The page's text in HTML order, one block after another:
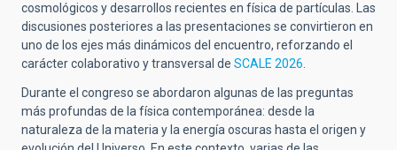
cosmológicos y desarrollos recientes en física de partículas. Las
discusiones posteriores a las presentaciones se convirtieron en
uno de los ejes más dinámicos del encuentro, reforzando el
carácter colaborativo y transversal de SCALE 2026.
Durante el congreso se abordaron algunas de las preguntas
más profundas de la física contemporánea: desde la
naturaleza de la materia y la energía oscuras hasta el origen y